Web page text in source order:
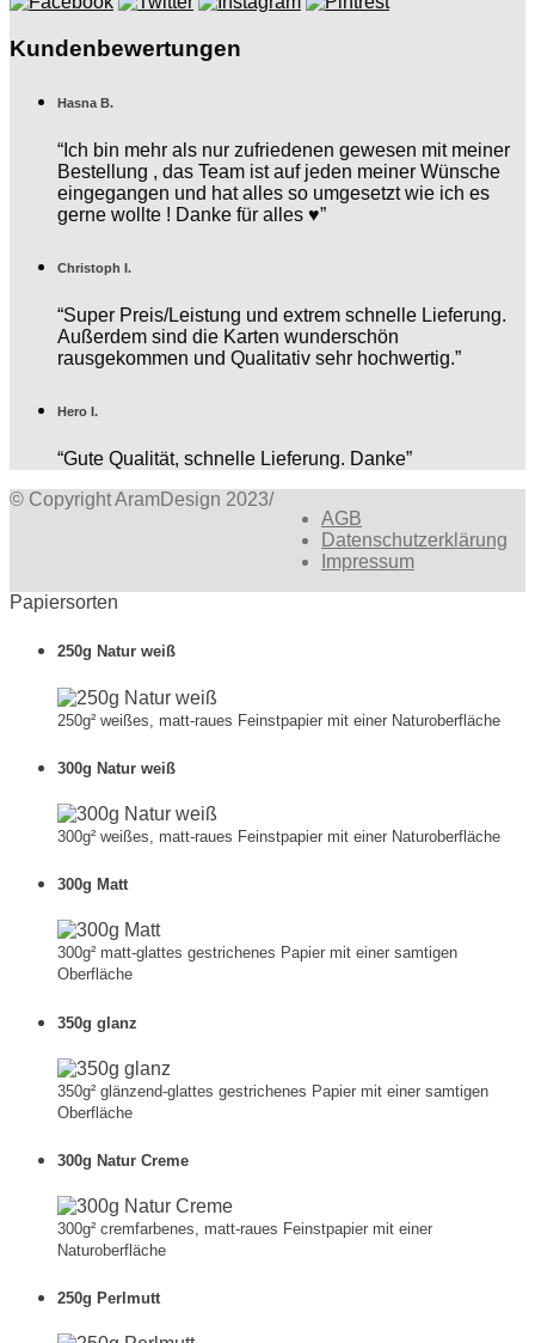
Kundenbewertungen
Hasna B.
“Ich bin mehr als nur zufriedenen gewesen mit meiner
Bestellung , das Team ist auf jeden meiner Wünsche
eingegangen und hat alles so umgesetzt wie ich es
gerne wollte ! Danke für alles ♥️”
Christoph I.
“Super Preis/Leistung und extrem schnelle Lieferung.
Außerdem sind die Karten wunderschön
rausgekommen und Qualitativ sehr hochwertig.”
Hero I.
“Gute Qualität, schnelle Lieferung. Danke”
© Copyright AramDesign 2023/
AGB
Datenschutzerklärung
Impressum
Papiersorten
250g Natur weiß
250g² weißes, matt-raues Feinstpapier mit einer Naturoberfläche
300g Natur weiß
300g² weißes, matt-raues Feinstpapier mit einer Naturoberfläche
300g Matt
300g² matt-glattes gestrichenes Papier mit einer samtigen
Oberfläche
350g glanz
350g² glänzend-glattes gestrichenes Papier mit einer samtigen
Oberfläche
300g Natur Creme
300g² cremfarbenes, matt-raues Feinstpapier mit einer
Naturoberfläche
250g Perlmutt